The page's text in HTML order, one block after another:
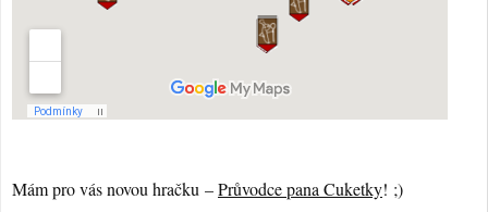
Mám pro vás novou hračku –Průvodce pana Cuketky! ;)